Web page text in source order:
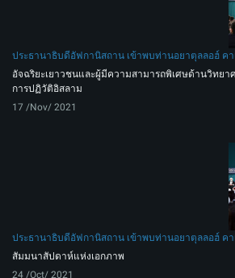
ประธานาธิบดีอัฟกานิสถาน เข้าพบท่านอยาตุลลอฮ์ คา
อัจฉริยะเยาวชนและผู้มีความสามารถพิเศษด้านวิทย
การปฏิวัติอิสลาม
17 /Nov/ 2021
ประธานาธิบดีอัฟกานิสถาน เข้าพบท่านอยาตุลลอฮ์ คา
สัมมนาสัปดาห์แห่งเอกภาพ
24 /Oct/ 2021